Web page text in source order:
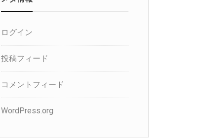
ログイン
投稿フィード
コメントフィード
WordPress.org